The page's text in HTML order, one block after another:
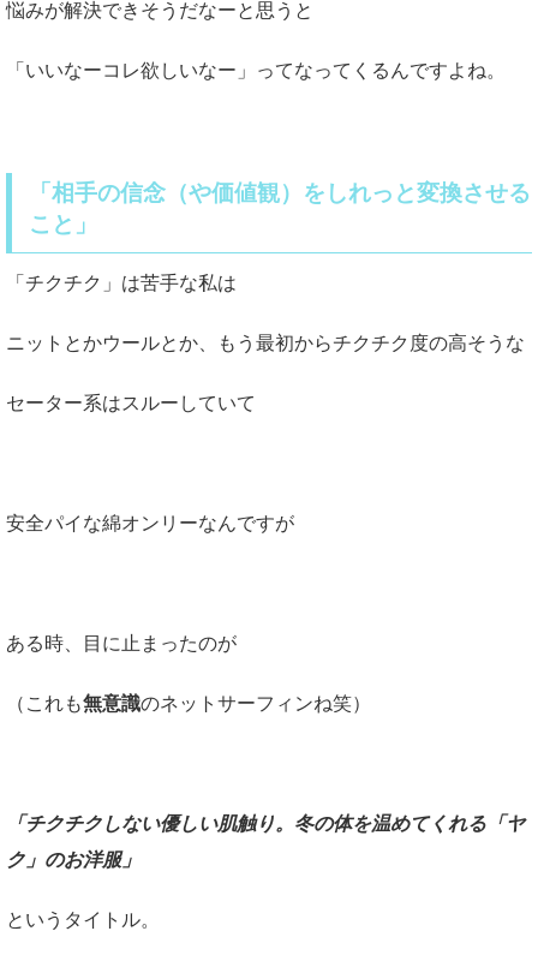
悩みが解決できそうだなーと思うと
「いいなーコレ欲しいなー」ってなってくるんですよね。
「相手の信念（や価値観）をしれっと変換させる
こと」
「チクチク」は苦手な私は
ニットとかウールとか、もう最初からチクチク度の高そうな
セーター系はスルーしていて
安全パイな綿オンリーなんですが
ある時、目に止まったのが
（これも無意識のネットサーフィンね笑）
「チクチクしない優しい肌触り。冬の体を温めてくれる「ヤ
ク」のお洋服」
というタイトル。